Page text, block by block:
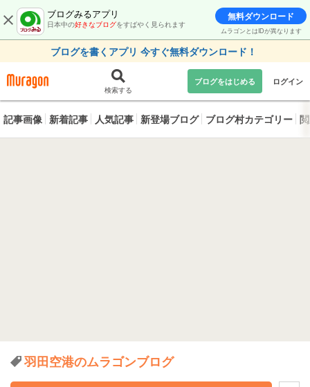
ブログみるアプリ
日本中の好きなブログをすばやく見られます
無料ダウンロード
ムラゴンとはIDが異なります
ブログを書くアプリ 今すぐ無料ダウンロード！
検索する
ブログをはじめる ログイン
記事画像 新着記事 人気記事 新登場ブログ ブログ村カテゴリー
羽田空港のムラゴンブログ